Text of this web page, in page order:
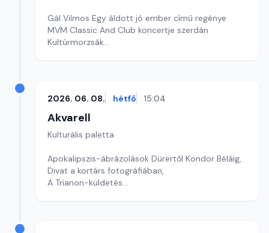
Gál Vilmos Egy áldott jó ember című regénye
MVM Classic And Club koncertje szerdán
Kultúrmorzsák
2026. 06. 08. hétfő 15:04
Akvarell
Kulturális paletta
Apokalipszis-ábrázolások Dürertől Kondor Béláig,
Divat a kortárs fotográfiában,
A Trianon-küldetés